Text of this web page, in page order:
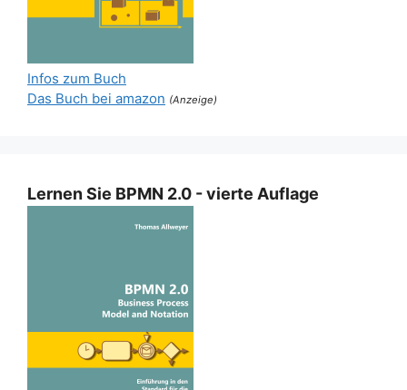
Infos zum Buch
Das Buch bei amazon (Anzeige)
Lernen Sie BPMN 2.0 - vierte Auflage